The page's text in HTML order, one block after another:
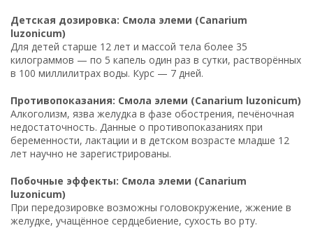
Детская дозировка: Смола элеми (Canarium
luzonicum)
Для детей старше 12 лет и массой тела более 35
килограммов — по 5 капель один раз в сутки, растворённых
в 100 миллилитрах воды. Курс — 7 дней.
Противопоказания: Смола элеми (Canarium luzonicum)
Алкоголизм, язва желудка в фазе обострения, печёночная
недостаточность. Данные о противопоказаниях при
беременности, лактации и в детском возрасте младше 12
лет научно не зарегистрированы.
Побочные эффекты: Смола элеми (Canarium
luzonicum)
При передозировке возможны головокружение, жжение в
желудке, учащённое сердцебиение, сухость во рту.